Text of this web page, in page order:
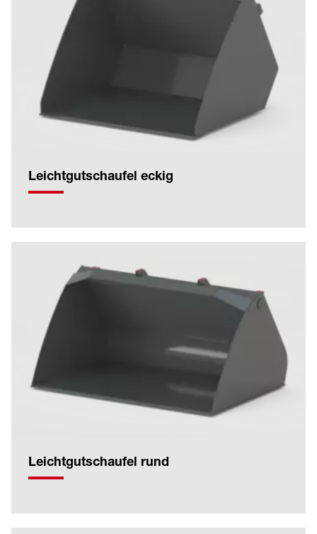
Leichtgutschaufel eckig
Leichtgutschaufel rund